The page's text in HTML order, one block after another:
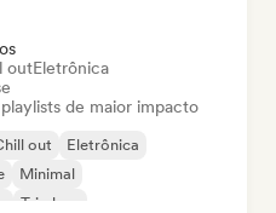
outEletrônica
de maior impacto
out
Eletrônica
Minimal
Trip hop